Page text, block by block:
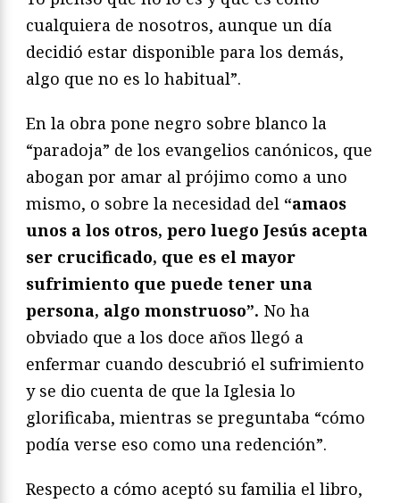
cualquiera de nosotros, aunque un día
decidió estar disponible para los demás,
algo que no es lo habitual”.
En la obra pone negro sobre blanco la
“paradoja” de los evangelios canónicos, que
abogan por amar al prójimo como a uno
mismo, o sobre la necesidad del “amaos
unos a los otros, pero luego Jesús acepta
ser crucificado, que es el mayor
sufrimiento que puede tener una
persona, algo monstruoso”. No ha
obviado que a los doce años llegó a
enfermar cuando descubrió el sufrimiento
y se dio cuenta de que la Iglesia lo
glorificaba, mientras se preguntaba “cómo
podía verse eso como una redención”.
Respecto a cómo aceptó su familia el libro,